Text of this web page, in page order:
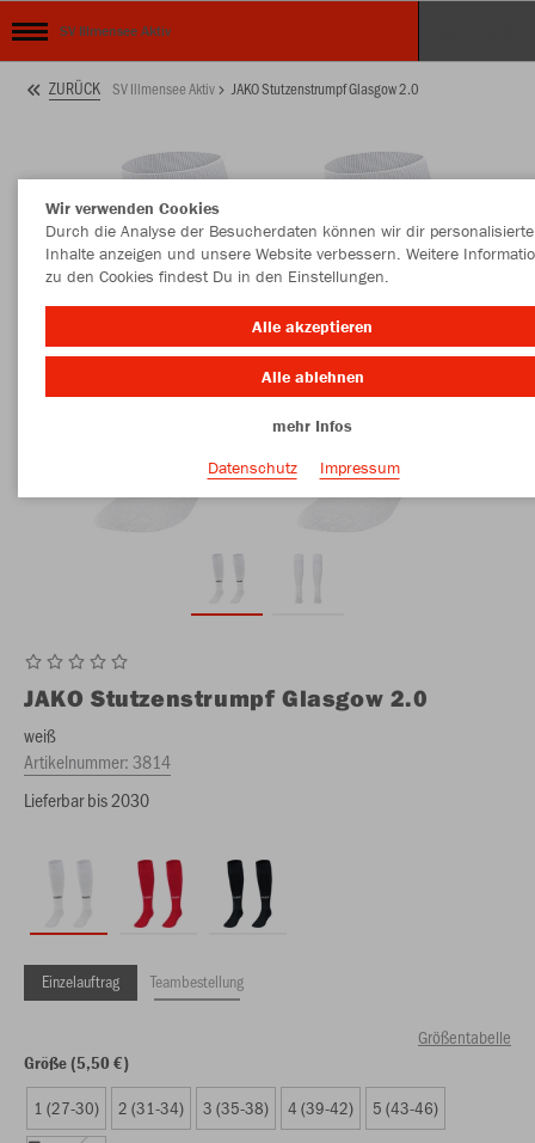
SV Illmensee Aktiv
ZURÜCK SV Illmensee Aktiv JAKO Stutzenstrumpf Glasgow 2.0
JAKO Stutzenstrumpf Glasgow 2.0
weiß
Artikelnummer:3814
Lieferbar bis 2030
Einzelauftrag Teambestellung
Größentabelle
Größe (5,50 €)
1 (27-30) 2 (31-34) 3 (35-38) 4 (39-42) 5 (43-46)
Wir verwenden Cookies
Durch die Analyse der Besucherdaten können wir dir personalisierte
Inhalte anzeigen und unsere Website verbessern. Weitere
zu den Cookies findest Du in den Einstellungen.
Alle akzeptieren
Alle ablehnen
mehr Infos
Datenschutz
Impressum